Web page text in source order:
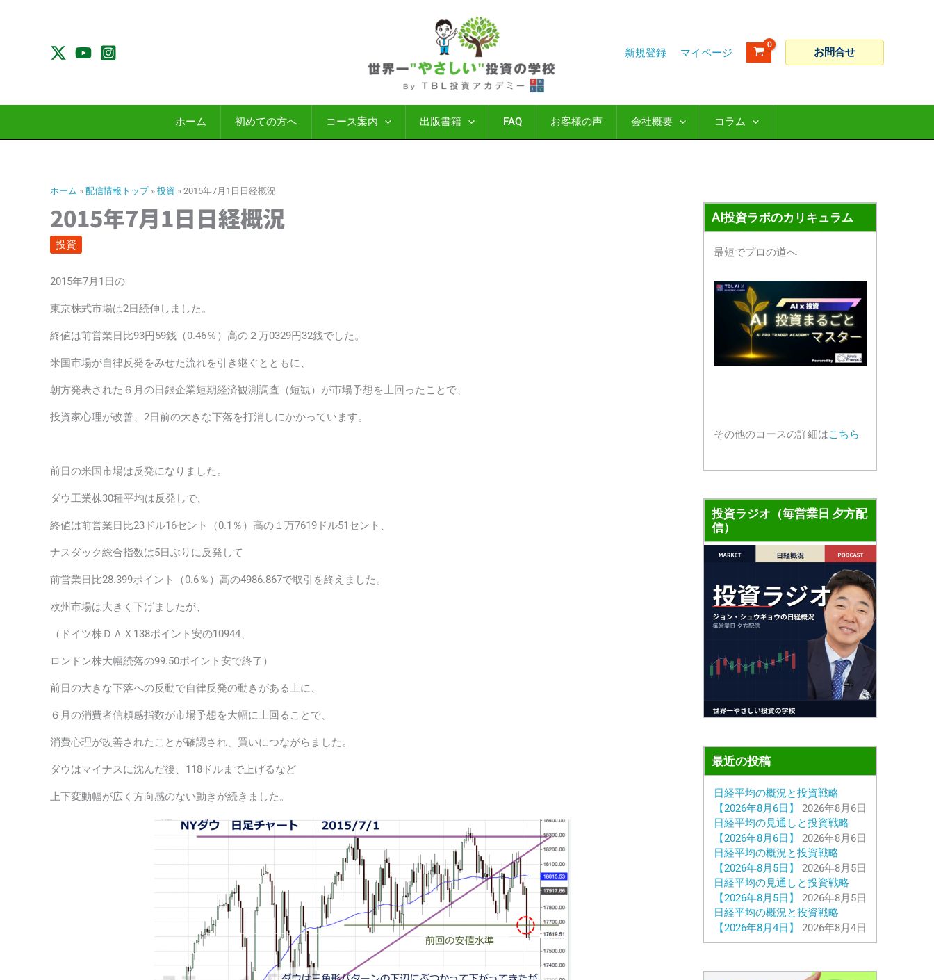
プ
新規登録 お問合せ
ホーム 初めての方へ コース案内 出版書籍 FAQ お客様の声 会社概要 コラム
ホーム » 配信情報トップ» 投資 » 2015年7月1日日経概況
2015年7月1日日経概況
投資
2015年7月1日の
東京株式市場は2日続伸しました。
終値は前営業日比93円59銭（0.46％）高の２万0329円32銭でした。
米国市場が自律反発をみせた流れを引き継ぐとともに、
朝方発表された６月の日銀企業短期経済観測調査（短観）が市場予想を上回ったことで、
投資家心理が改善、2日前の大きな下落を打消しにかかっています。
前日の米国市場は反発になりました。
ダウ工業株30種平均は反発しで、
終値は前営業日比23ドル16セント（0.1％）高の１万7619ドル51セント、
ナスダック総合指数は5日ぶりに反発して
前営業日比28.399ポイント（0.6％）高の4986.867で取引を終えました。
欧州市場は大きく下げましたが、
（ドイツ株ＤＡＸ138ポイント安の10944、
ロンドン株大幅続落の99.50ポイント安で終了）
前日の大きな下落への反動で自律反発の動きがある上に、
６月の消費者信頼感指数が市場予想を大幅に上回ることで、
消費心理が改善されたことが確認され、買いにつながらました。
ダウはマイナスに沈んだ後、118ドルまで上げるなど
上下変動幅が広く方向感のない動きが続きました。
AI投資ラボのカリキュラム
最短でプロの道へ
その他のコースの詳細はこちら
投資ラジオ（毎営業日 夕方配
信）
最近の投稿
日経平均の概況と投資戦略
【2026年8月6日】
2026年8月6日
日経平均の見通しと投資戦略
【2026年8月6日】
2026年8月6日
日経平均の概況と投資戦略
【2026年8月5日】
2026年8月5日
日経平均の見通しと投資戦略
【2026年8月5日】
2026年8月5日
日経平均の概況と投資戦略
【2026年8月4日】
2026年8月4日
カゴ